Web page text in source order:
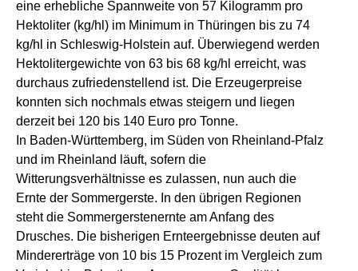
eine erhebliche Spannweite von 57 Kilogramm pro
Hektoliter (kg/hl) im Minimum in Thüringen bis zu 74
kg/hl in Schleswig-Holstein auf. Überwiegend werden
Hektolitergewichte von 63 bis 68 kg/hl erreicht, was
durchaus zufriedenstellend ist. Die Erzeugerpreise
konnten sich nochmals etwas steigern und liegen
derzeit bei 120 bis 140 Euro pro Tonne.
In Baden-Württemberg, im Süden von Rheinland-Pfalz
und im Rheinland läuft, sofern die
Witterungsverhältnisse es zulassen, nun auch die
Ernte der Sommergerste. In den übrigen Regionen
steht die Sommergerstenernte am Anfang des
Drusches. Die bisherigen Ernteergebnisse deuten auf
Mindererträge von 10 bis 15 Prozent im Vergleich zum